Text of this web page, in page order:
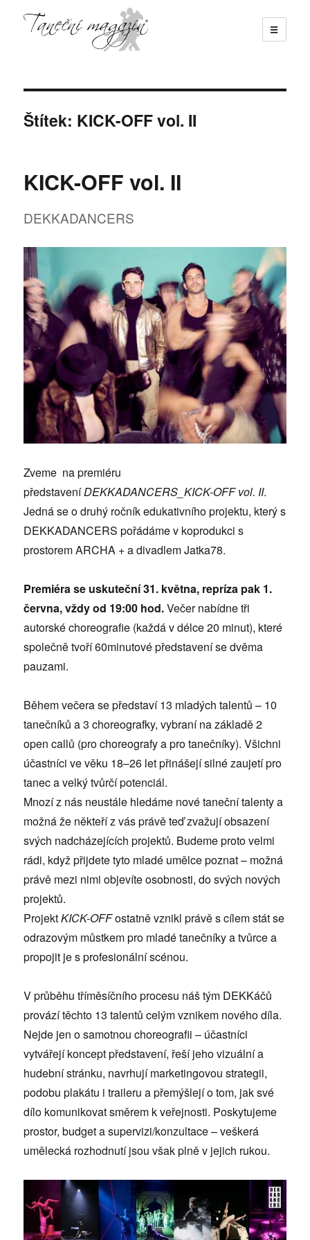
☰
Štítek: KICK-OFF vol. II
KICK-OFF vol. II
DEKKADANCERS
Zveme na premiéru
představeníDEKKADANCERS_KICK-OFF vol. II.
Jedná se o druhý ročník edukativního projektu, který s
DEKKADANCERS pořádáme v koprodukci s
prostorem ARCHA + a divadlem Jatka78.
Premiéra se uskuteční 31. května, repríza pak 1.
června, vždy od 19:00 hod.Večer nabídne tři
autorské choreografie (každá v délce 20 minut), které
společně tvoří 60minutové představení se dvěma
pauzami.
Během večera se představí 13 mladých talentů – 10
tanečníků a 3 choreografky, vybraní na základě 2
open callů (pro choreografy a pro tanečníky). Všichni
účastníci ve věku 18–26 let přinášejí silné zaujetí pro
tanec a velký tvůrčí potenciál.
Mnozí z nás neustále hledáme nové taneční talenty a
možná že někteří z vás právě teď zvažují obsazení
svých nadcházejících projektů. Budeme proto velmi
rádi, když přijdete tyto mladé umělce poznat – možná
právě mezi nimi objevíte osobnosti, do svých nových
projektů.
ProjektKICK-OFFostatně vznikl právě s cílem stát se
odrazovým můstkem pro mladé tanečníky a tvůrce a
propojit je s profesionální scénou.
V průběhu tříměsíčního procesu náš tým DEKKáčů
provází těchto 13 talentů celým vznikem nového díla.
Nejde jen o samotnou choreografii – účastníci
vytvářejí koncept představení, řeší jeho vizuální a
hudební stránku, navrhují marketingovou strategii,
podobu plakátu i traileru a přemýšlejí o tom, jak své
dílo komunikovat směrem k veřejnosti. Poskytujeme
prostor, budget a supervizi/konzultace – veškerá
umělecká rozhodnutí jsou však plně v jejich rukou.